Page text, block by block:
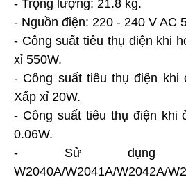
- Trọng lượng: 21.8 kg.
- Nguồn điện: 220 - 240 V AC
- Công suất tiêu thụ điện khi
xỉ 550W.
- Công suất tiêu thụ điện khi
Xấp xỉ 20W.
- Công suất tiêu thụ điện khi
0.06W.
- Sử dụng
W2040A/W2041A/